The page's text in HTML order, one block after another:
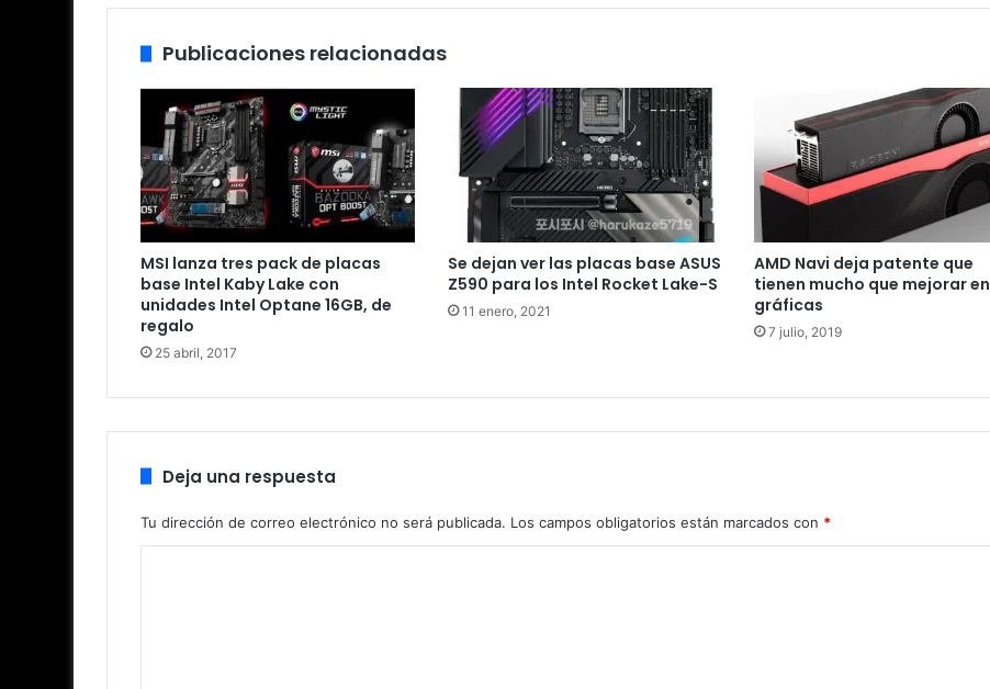
Publicaciones relacionadas
MSI lanza tres pack de placas
base Intel Kaby Lake con
unidades Intel Optane 16GB, de
regalo
25 abril, 2017
Se dejan ver las placas base ASUS
Z590 para los Intel Rocket Lake-S
11 enero, 2021
AMD Navi deja patente que
tienen mucho que mejorar en
gráficas
7 julio, 2019
Deja una respuesta
Tu dirección de correo electrónico no será publicada. Los campos obligatorios están marcados con *